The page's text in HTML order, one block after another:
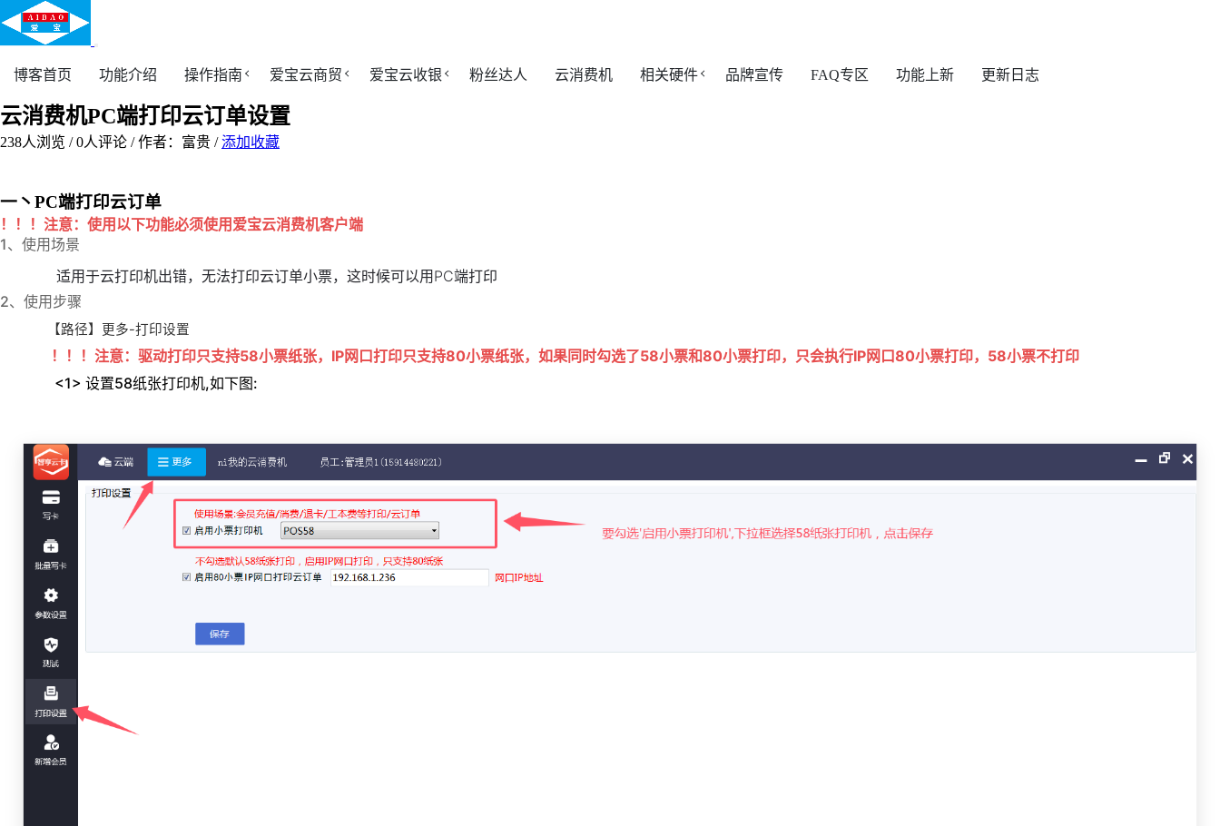
博客首页 功能介绍 操作指南 爱宝云商贸 爱宝云收银 粉丝达人 云消费机 相关硬件 品牌宣传 FAQ专区 功能上新 更新日志
云消费机PC端打印云订单设置
238人浏览 /0人评论 /作者：富贵 /添加收藏
一丶PC端打印云订单
！！！注意：使用以下功能必须使用爱宝云消费机客户端
1、使用场景
适用于云打印机出错，无法打印云订单小票，这时候可以用PC端打印
2、使用步骤
【路径】更多-打印设置
！！！注意： 驱动打印只支持58小票纸张，IP网口打印只支持80小票纸张，如果同时勾选了58小票和80小票打印，只会执行IP网口80小票打印，58小票不打印
<1> 设置58纸张打印机,如下图: